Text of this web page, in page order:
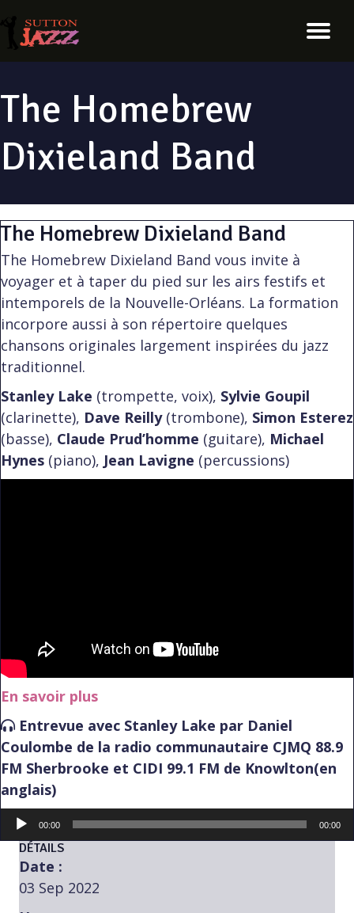
The Homebrew
Dixieland Band
The Homebrew Dixieland Band
The Homebrew Dixieland Band vous invite à
voyager et à taper du pied sur les airs festifs et
intemporels de la Nouvelle-Orléans. La formation
incorpore aussi à son répertoire quelques
chansons originales largement inspirées du jazz
traditionnel.
Stanley Lake (trompette, voix), Sylvie Goupil
(clarinette), Dave Reilly(trombone), Simon Esterez
(basse), Claude Prud’homme (guitare), Michael
Hynes (piano), Jean Lavigne (percussions)
En savoir plus
Entrevue avec Stanley Lake par Daniel
Coulombe de la radio communautaire CJMQ 88.9
FM Sherbrooke et CIDI 99.1 FM de Knowlton(en
anglais)
Lecteur
audio
00:00 00:00
DÉTAILS
Date :
03 Sep 2022